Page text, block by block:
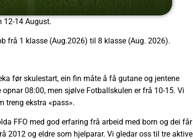
12-14 August.
frå 1 klasse (Aug.2026) til 8 klasse (Aug. 2026).
før skulestart, ein fin måte å få gutane og jentene
08:00, men sjølve Fotballskulen er frå 10-15. Vi
treng ekstra «pass».
FFO med god erfaring frå arbeid med born og dei får
2012 og eldre som hjelparar. Vi gledar oss til tre aktive